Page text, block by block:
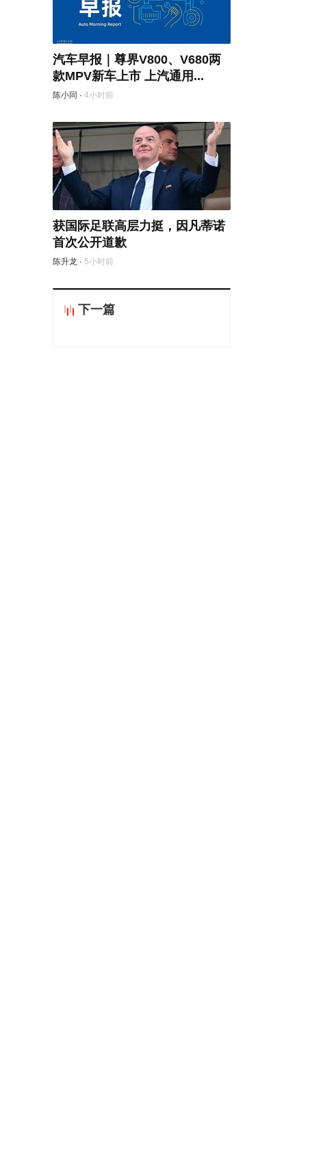
汽车早报｜尊界V800、V680两
款MPV新车上市 上汽通用...
陈小同 · 4小时前
获国际足联高层力挺，因凡蒂诺
首次公开道歉
陈升龙 · 5小时前
下一篇